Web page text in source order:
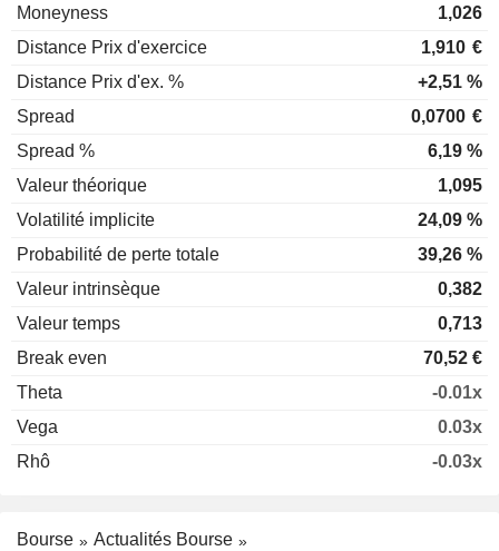
Moneyness
1,026
Distance Prix d'exercice
1,910 €
Distance Prix d'ex. %
+2,51 %
Spread
0,0700 €
Spread %
6,19 %
Valeur théorique
1,095
Volatilité implicite
24,09 %
Probabilité de perte totale
39,26 %
Valeur intrinsèque
0,382
Valeur temps
0,713
Break even
70,52 €
Theta
-0.01x
Vega
0.03x
Rhô
-0.03x
Bourse
Actualités Bourse